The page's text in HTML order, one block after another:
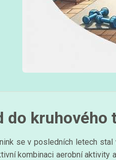
do kruhového
se v posledních letech
kombinaci aerobní aktivity